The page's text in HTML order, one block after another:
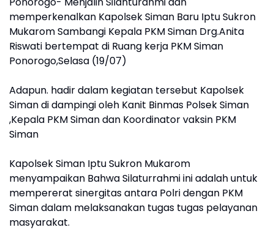
memperkenalkan Kapolsek Siman Baru Iptu Sukron
Mukarom Sambangi Kepala PKM Siman Drg.Anita
Riswati bertempat di Ruang kerja PKM Siman
Ponorogo,Selasa (19/07)
Adapun. hadir dalam kegiatan tersebut Kapolsek
Siman di dampingi oleh Kanit Binmas Polsek Siman
,Kepala PKM Siman dan Koordinator vaksin PKM
Siman
Kapolsek Siman Iptu Sukron Mukarom
menyampaikan Bahwa Silaturrahmi ini adalah untuk
mempererat sinergitas antara Polri dengan PKM
Siman dalam melaksanakan tugas tugas pelayanan
masyarakat.